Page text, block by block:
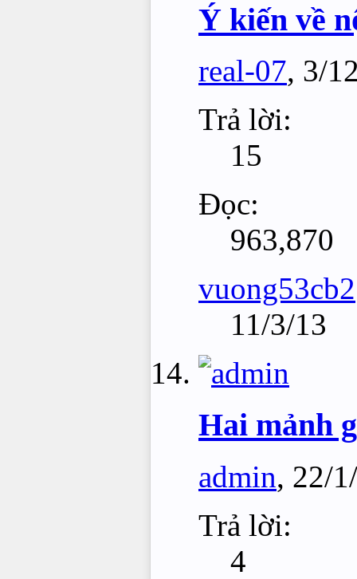
Ý kiến về
real-07, 3/
Trả lời:
15
Đọc:
963,870
vuong53cb2
11/3/13
Hai mảnh
admin, 22/
Trả lời:
4